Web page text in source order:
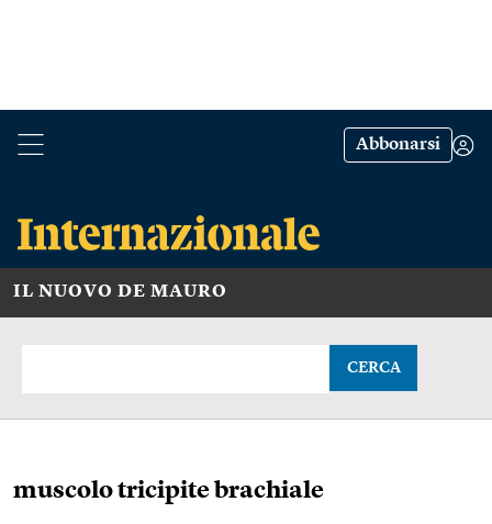
Abbonarsi
IL NUOVO DE MAURO
CERCA
muscolo tricipite brachiale